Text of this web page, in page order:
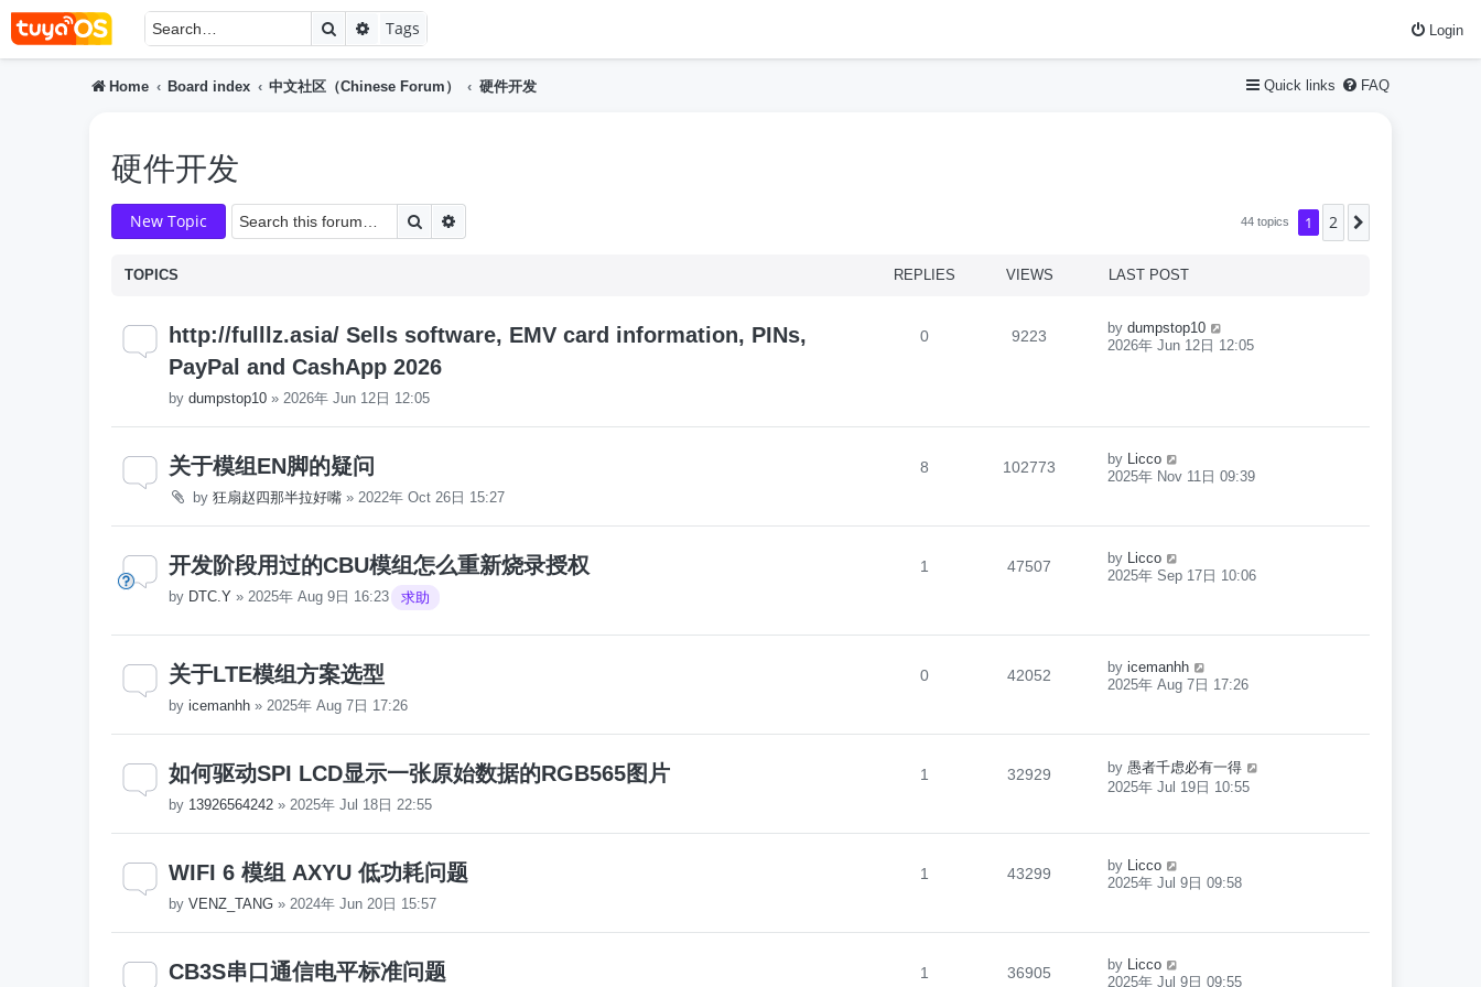
Login
SearchAdvanced search
Tags
Quick links FAQ
Home Board index 中文社区（Chinese Forum） 硬件开发
硬件开发
New Topic Search 44 topics 1 2
TOPICS REPLIES VIEWS LAST POST
http://fulllz.asia/ Sells software, EMV card information, PINs,
PayPal and CashApp 2026
by dumpstop10 » 2026年 Jun 12日 12:05
0 9223 by dumpstop10
2026年 Jun 12日 12:05
关于模组EN脚的疑问
by 狂扇赵四那半拉好嘴 » 2022年 Oct 26日 15:27
8 102773 by Licco
2025年 Nov 11日 09:39
开发阶段用过的CBU模组怎么重新烧录授权
by DTC.Y » 2025年 Aug 9日 16:23 求助
1 47507 by Licco
2025年 Sep 17日 10:06
关于LTE模组方案选型
by icemanhh » 2025年 Aug 7日 17:26
0 42052 by icemanhh
2025年 Aug 7日 17:26
如何驱动SPI LCD显示一张原始数据的RGB565图片
by 13926564242 » 2025年 Jul 18日 22:55
1 32929 by 愚者千虑必有一得
2025年 Jul 19日 10:55
WIFI 6 模组 AXYU 低功耗问题
by VENZ_TANG » 2024年 Jun 20日 15:57
1 43299 by Licco
2025年 Jul 9日 09:58
CB3S串口通信电平标准问题 1 36905 by Licco
2025年 Jul 9日 09:55